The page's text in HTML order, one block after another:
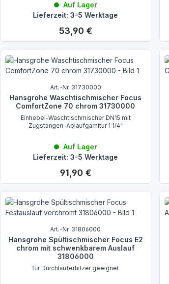
Auf Lager
Lieferzeit: 3-5 Werktage
Regulärer Preis:
53,90 €
Art.-Nr. 31730000
Hansgrohe Waschtischmischer Focus
ComfortZone 70 chrom 31730000
Einhebel-Waschtischmischer DN15 mit
Zugstangen-Ablaufgarnitur 1 1/4"
Auf Lager
Lieferzeit: 3-5 Werktage
Regulärer Preis:
91,90 €
Art.-Nr. 31806000
Hansgrohe Spültischmischer Focus E2
chrom mit schwenkbarem Auslauf
31806000
für Durchlauferhitzer geeignet